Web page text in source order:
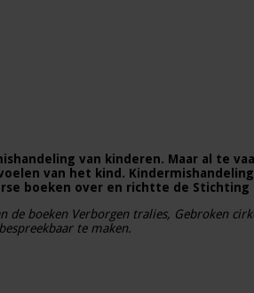
van kinderen. Maar al te
van het kind.
boeken over en richtte de Stichting
de boeken Verborgen tralies, Gebroken
te maken.